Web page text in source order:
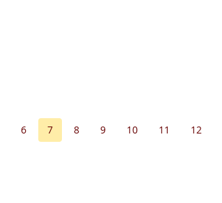
6 7 8 9 10 11 12